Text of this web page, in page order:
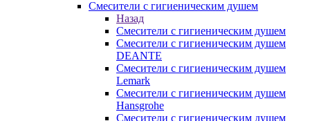
Смесители с гигиеническим душем
Назад
Смесители с гигиеническим душем
Смесители с гигиеническим душем
DEANTE
Смесители с гигиеническим душем
Lemark
Смесители с гигиеническим душем
Hansgrohe
Смесители с гигиеническим душем